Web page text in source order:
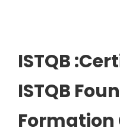
ISTQB
ISTQB